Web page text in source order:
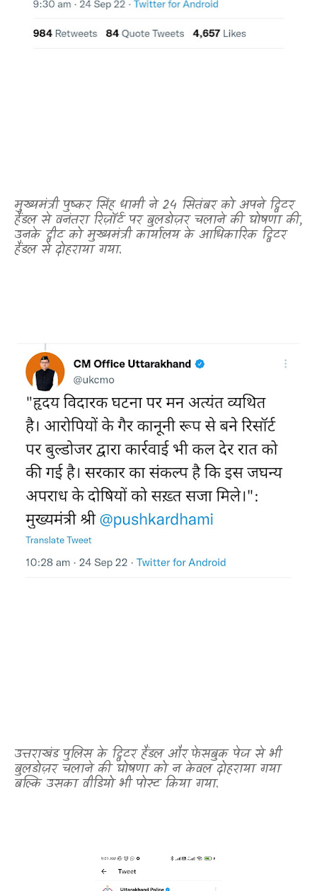
मुख्यमंत्री पुष्कर सिंह धामी ने 24 सितंबर को अपने ट्विटर
हैंडल से वनंतरा रिज़ॉर्ट पर बुलडोज़र चलाने की घोषणा की,
उनके ट्वीट को मुख्यमंत्री कार्यालय के आधिकारिक ट्विटर
हैंडल से दोहराया गया.
उत्तराखंड पुलिस के ट्विटर हैंडल और फेसबुक पेज से भी
बुलडोज़र चलाने की घोषणा को न केवल दोहराया गया
बल्कि उसका वीडियो भी पोस्ट किया गया.